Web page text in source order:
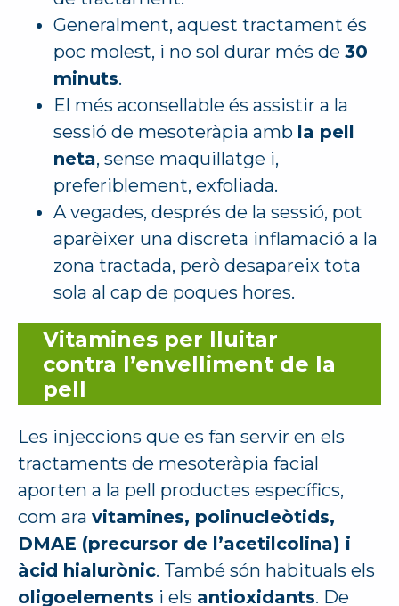
Generalment, aquest tractament és
poc molest, i no sol durar més de 30
minuts.
El més aconsellable és assistir a la
sessió de mesoteràpia amb la pell
neta, sense maquillatge i,
preferiblement, exfoliada.
A vegades, després de la sessió, pot
aparèixer una discreta inflamació a la
zona tractada, però desapareix tota
sola al cap de poques hores.
Vitamines per lluitar
contra l’envelliment de la
pell
Les injeccions que es fan servir en els
tractaments de mesoteràpia facial
aporten a la pell productes específics,
com ara vitamines, polinucleòtids,
DMAE (precursor de l’acetilcolina) i
àcid hialurònic. També són habituals els
oligoelements i els antioxidants. De